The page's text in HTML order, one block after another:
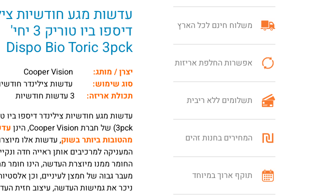
משלוח חינם לכל הארץ
אפשרות החלפת אריזות
תשלומים ללא ריבית
המחירים בחנות זהים
תוקף ארוך במיוחד
עדשות מגע חודשיות
דיספו ביו טוריק 3 יחי'
Dispo Bio Toric 3pck
יצרן / מותג:
סוג שימוש:
עדשות צילינדר
תכולת אריזה:
3pck) של חברת Cooper Vision, הינן
מהטובות ביותר בשוק, עדשות אלו
המעניקה למרכיבים אותן ראייה חדה
החומר ממנו מיוצרת העדשה, הינו
מעבר גבוה של חמצן לעיניים, וכן
ניכר את גמישות העדשה, עיצוב חזית